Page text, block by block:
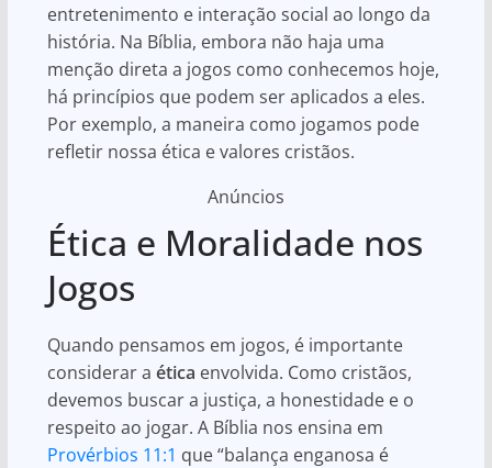
entretenimento e interação social ao longo da
história. Na Bíblia, embora não haja uma
menção direta a jogos como conhecemos hoje,
há princípios que podem ser aplicados a eles.
Por exemplo, a maneira como jogamos pode
refletir nossa ética e valores cristãos.
Anúncios
Ética e Moralidade nos
Jogos
Quando pensamos em jogos, é importante
considerar a ética envolvida. Como cristãos,
devemos buscar a justiça, a honestidade e o
respeito ao jogar. A Bíblia nos ensina em
Provérbios 11:1 que “balança enganosa é